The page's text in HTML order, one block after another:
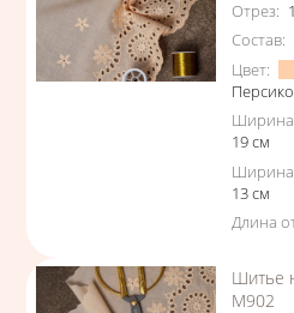
Отрез:
Состав:
Цвет:
Ширина
19см
Ширина
13см
Длина
Шитье
М902